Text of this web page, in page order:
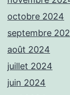
octobre 2024
septembre
août 2024
juillet 2024
juin 2024